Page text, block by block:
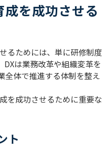
を成功させる
るためには、単に研修制度
DXは業務改革や組織変革を
全体で推進する体制を整え
を成功させるために重要な
ト